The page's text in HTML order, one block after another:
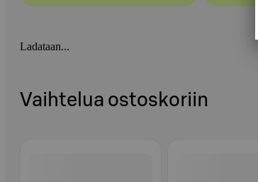
Ladataan...
Vaihtelua ostoskoriin